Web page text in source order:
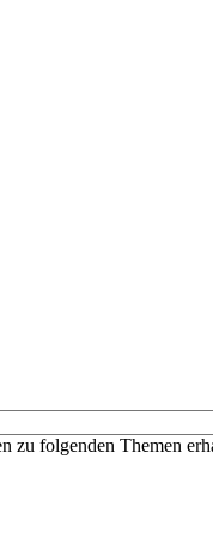
zu folgenden Themen